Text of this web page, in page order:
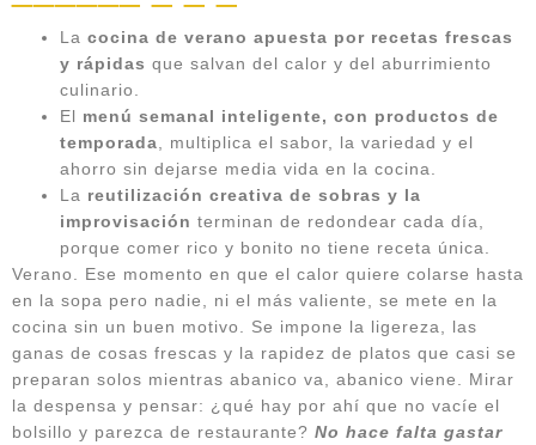
La cocina de verano apuesta por recetas frescas
y rápidas que salvan del calor y del aburrimiento
culinario.
El menú semanal inteligente, con productos de
temporada , multiplica el sabor, la variedad y el
ahorro sin dejarse media vida en la cocina.
La reutilización creativa de sobras y la
improvisación terminan de redondear cada día,
porque comer rico y bonito no tiene receta única.
Verano. Ese momento en que el calor quiere colarse hasta
en la sopa pero nadie, ni el más valiente, se mete en la
cocina sin un buen motivo. Se impone la ligereza, las
ganas de cosas frescas y la rapidez de platos que casi se
preparan solos mientras abanico va, abanico viene. Mirar
la despensa y pensar: ¿qué hay por ahí que no vacíe el
bolsillo y parezca de restaurante? No hace falta gastar